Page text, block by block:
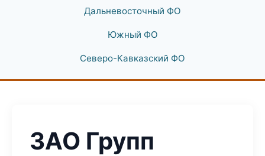
Дальневосточный ФО
Южный ФО
Северо-Кавказский ФО
ЗАО Групп